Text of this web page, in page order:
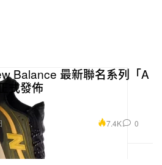
Balance 最新聯名系列「A
式發佈
7.4K 0